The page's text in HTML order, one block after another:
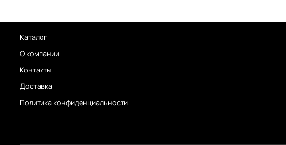
Каталог
О компании
Контакты
Доставка
Политика конфиденциальности